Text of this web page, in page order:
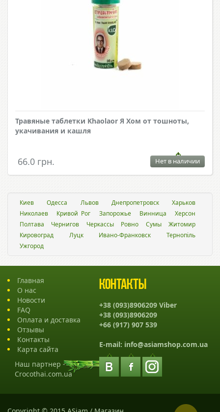
Травяные таблетки Khaolaor Я Хом от тошноты,
укачивания и кашля
66.0 грн. Нет в наличии
Киев Одесса Львов Днепропетровск
Харьков
Николаев
Кривой Рог Запорожье Винница
Херсон
Полтава
Чернигов Черкассы Ровно Сумы
Житомир
Кировоград
Луцк Ивано-Франковск
Тернопіль
Ужгород
Главная
О нас
Новости
FAQ
Оплата и доставка
Отзывы
Контакты
Карта сайта
Наш партнер -
Crocothai.com.ua
Контакты
+38 (093)8906209 Viber
+38 (093)8906209
+66 (917) 907 539
E-mail: info@asiamshop.com.ua